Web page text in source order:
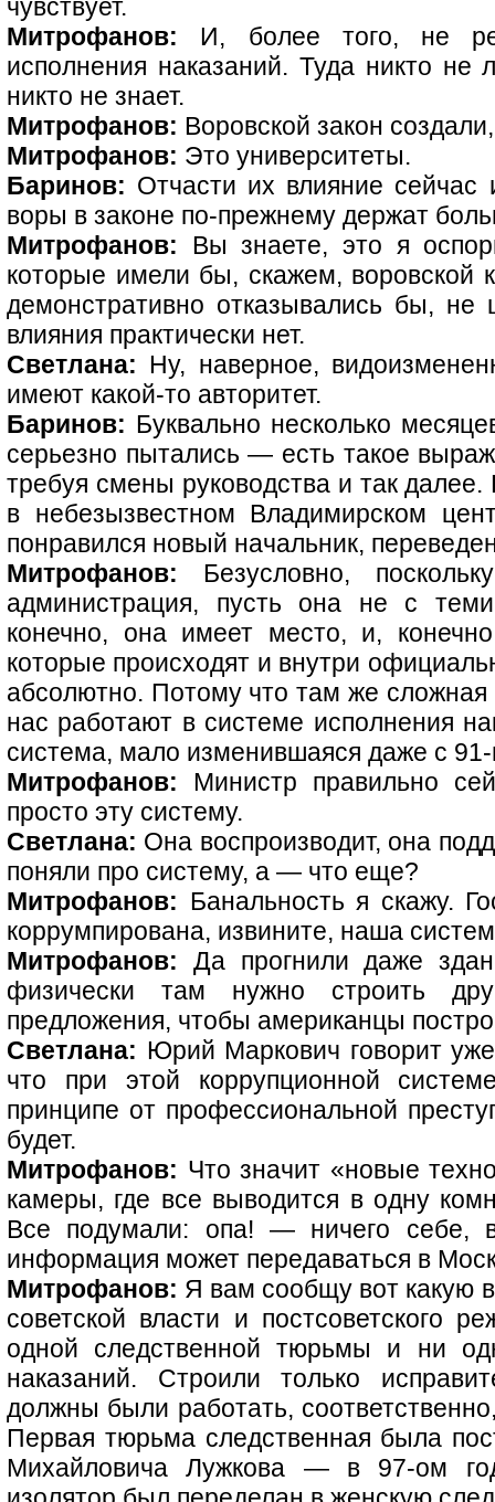
чувствует.
Митрофанов: И, более того, не
исполнения наказаний. Туда никто
никто не знает.
Митрофанов: Воровской закон
Митрофанов: Это университеты.
Баринов: Отчасти их влияние сейчас
воры в законе по-прежнему держат
Митрофанов: Вы знаете, это я
которые имели бы, скажем, воровской
демонстративно отказывались бы,
влияния практически нет.
Светлана: Ну, наверное,
имеют какой-то авторитет.
Баринов: Буквально несколько
серьезно пытались — есть такое
требуя смены руководства и так
в небезызвестном Владимирском
понравился новый начальник,
Митрофанов: Безусловно,
администрация, пусть она не с
конечно, она имеет место, и,
которые происходят и внутри
абсолютно. Потому что там же сложная
нас работают в системе исполнения
система, мало изменившаяся даже с 91-
Митрофанов: Министр правильно
просто эту систему.
Светлана: Она воспроизводит, она
поняли про систему, а — что еще?
Митрофанов: Банальность я скажу.
коррумпирована, извините, наша
Митрофанов: Да прогнили даже
физически там нужно строить
предложения, чтобы американцы
Светлана: Юрий Маркович говорит
что при этой коррупционной
принципе от профессиональной
будет.
Митрофанов: Что значит «новые
камеры, где все выводится в одну
Все подумали: опа! — ничего себе,
информация может передаваться в
Митрофанов: Я вам сообщу вот какую
советской власти и постсоветского
одной следственной тюрьмы и ни
наказаний. Строили только
должны были работать,
Первая тюрьма следственная была
Михайловича Лужкова — в 97-ом